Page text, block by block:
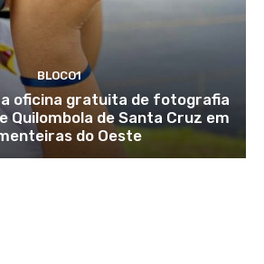
BLOCO1
oficina gratuita de fotografia
Quilombola de Santa Cruz em
do Oeste